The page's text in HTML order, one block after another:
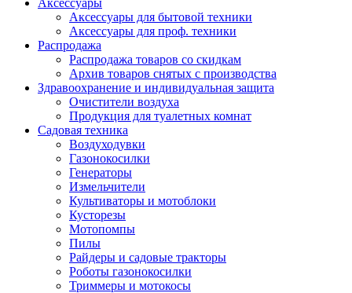
Аксессуары для бытовой техники
Аксессуары для проф. техники
Распродажа
Распродажа товаров со скидкам
Архив товаров снятых с производства
Здравоохранение и индивидуальная защита
Очистители воздуха
Продукция для туалетных комнат
Садовая техника
Воздуходувки
Газонокосилки
Генераторы
Измельчители
Культиваторы и мотоблоки
Кусторезы
Мотопомпы
Пилы
Райдеры и садовые тракторы
Роботы газонокосилки
Триммеры и мотокосы